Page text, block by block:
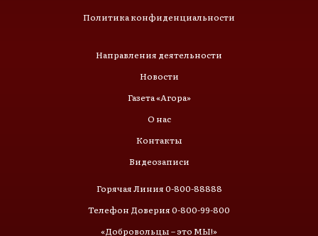
Политика конфиденциальности
Направления деятельности
Новости
Газета «Агора»
О нас
Контакты
Видеозаписи
Горячая Линия 0-800-88888
Телефон Доверия 0-800-99-800
«Добровольцы – это МЫ!»